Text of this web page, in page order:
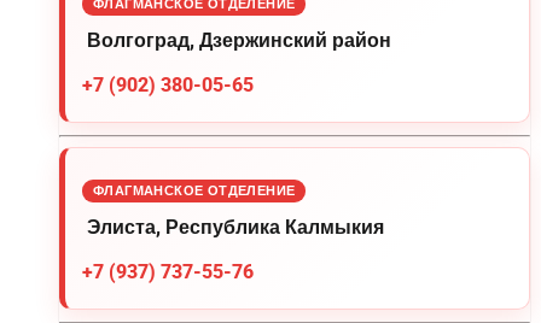
ФЛАГМАНСКОЕ ОТДЕЛЕНИЕ
Волгоград, Дзержинский район
+7 (902) 380-05-65
ФЛАГМАНСКОЕ ОТДЕЛЕНИЕ
Элиста, Республика Калмыкия
+7 (937) 737-55-76